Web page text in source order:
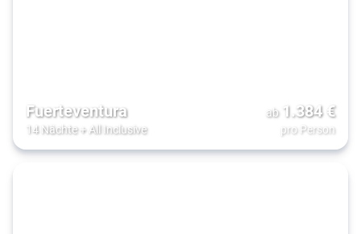
Fuerteventura
14 Nächte+ All Inclusive
ab 1.384€
pro Person